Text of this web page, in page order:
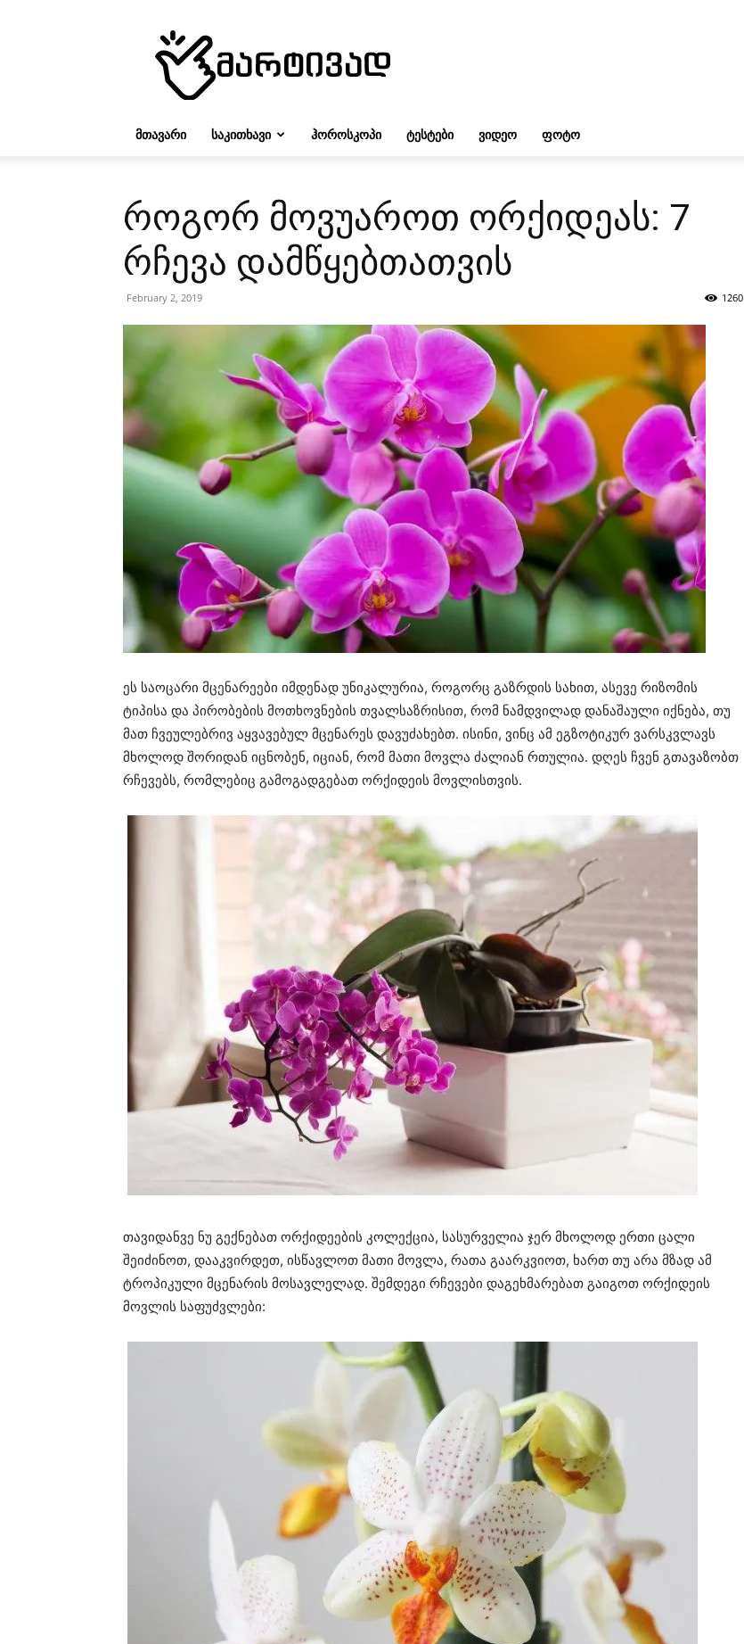
ᲛᲗᲐᲕᲐᲠᲘ ᲡᲐᲙᲘᲗᲮᲐᲕᲘ ᲰᲝᲠᲝᲡᲙᲝᲞᲘ ᲢᲔᲡᲢᲔᲑᲘ ᲕᲘᲓᲔᲝ ᲤᲝᲢᲝ
როგორ მოვუაროთ ორქიდეას: 7
რჩევა დამწყებთათვის
February 2, 2019 1260
ეს საოცარი მცენარეები იმდენად უნიკალურია, როგორც გაზრდის სახით, ასევე რიზომის
ტიპისა და პირობების მოთხოვნების თვალსაზრისით, რომ ნამდვილად დანაშაული იქნება, თუ
მათ ჩვეულებრივ აყვავებულ მცენარეს დავუძახებთ. ისინი, ვინც ამ ეგზოტიკურ ვარსკვლავს
მხოლოდ შორიდან იცნობენ, იციან, რომ მათი მოვლა ძალიან რთულია. დღეს ჩვენ გთავაზობთ
რჩევებს, რომლებიც გამოგადგებათ ორქიდეის მოვლისთვის.
თავიდანვე ნუ გექნებათ ორქიდეების კოლექცია, სასურველია ჯერ მხოლოდ ერთი ცალი
შეიძინოთ, დააკვირდეთ, ისწავლოთ მათი მოვლა, რათა გაარკვიოთ, ხართ თუ არა მზად ამ
ტროპიკული მცენარის მოსავლელად. შემდეგი რჩევები დაგეხმარებათ გაიგოთ ორქიდეის
მოვლის საფუძვლები: